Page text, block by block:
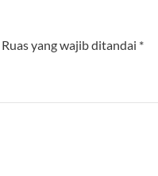
Ruas yang wajib ditandai *